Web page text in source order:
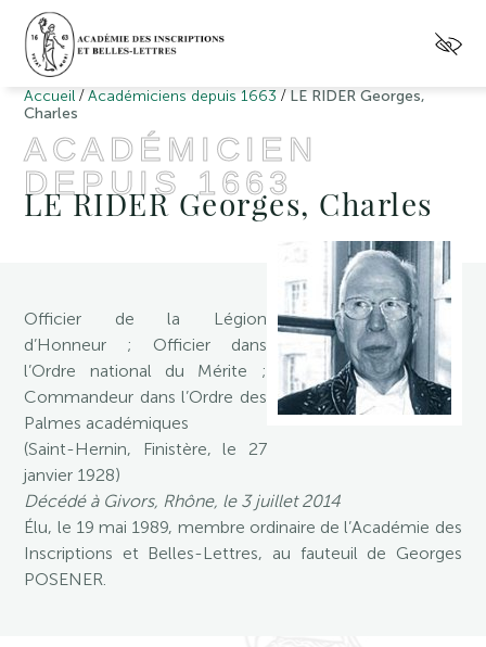
Accueil /Académiciens depuis 1663 / LE RIDER Georges,
Charles
ACADÉMICIEN
DEPUIS 1663
LE RIDER Georges, Charles
Officier de la Légion
d’Honneur ; Officier dans
l’Ordre national du Mérite ;
Commandeur dans l’Ordre des
Palmes académiques
(Saint-Hernin, Finistère, le 27
janvier 1928)
Décédé à Givors, Rhône, le 3 juillet 2014
Élu, le 19 mai 1989, membre ordinaire de l’Académie des
Inscriptions et Belles-Lettres, au fauteuil de Georges
POSENER.